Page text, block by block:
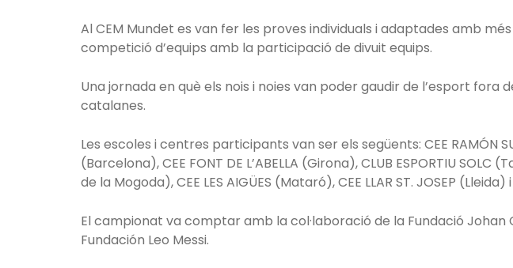
Al CEM Mundet es van fer les proves individuals i adaptades amb
competició d’equips amb la participació de divuit equips.
Una jornada en què els nois i noies van poder gaudir de l’esport
catalanes.
Les escoles i centres participants van ser els següents: CEE RAMÓN
(Barcelona), CEE FONT DE L’ABELLA (Girona), CLUB ESPORTIU
de la Mogoda), CEE LES AIGÜES (Mataró), CEE LLAR ST. JOSEP
El campionat va comptar amb la col·laboració de la Fundació
Fundación Leo Messi.